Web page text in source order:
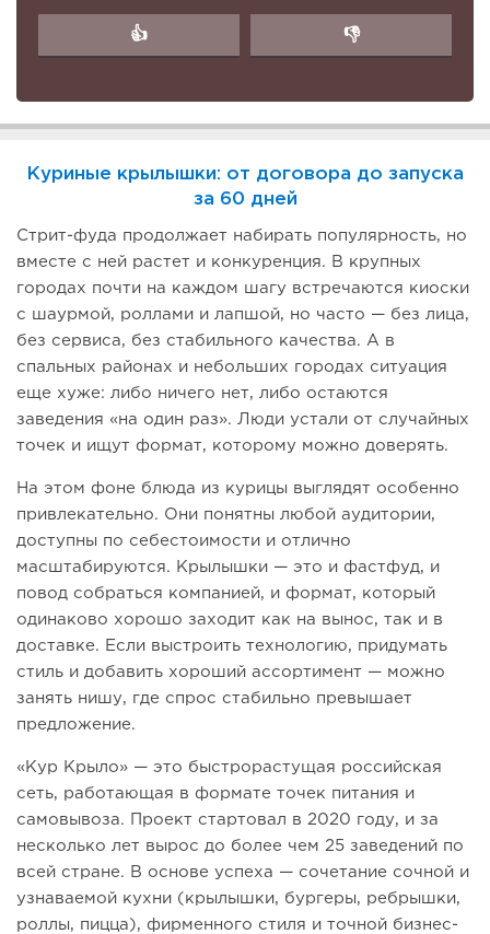
👍 👎
Куриные крылышки: от договора до запуска
за 60 дней
Стрит-фуда продолжает набирать популярность, но
вместе с ней растет и конкуренция. В крупных
городах почти на каждом шагу встречаются киоски
с шаурмой, роллами и лапшой, но часто — без лица,
без сервиса, без стабильного качества. А в
спальных районах и небольших городах ситуация
еще хуже: либо ничего нет, либо остаются
заведения «на один раз». Люди устали от случайных
точек и ищут формат, которому можно доверять.
На этом фоне блюда из курицы выглядят особенно
привлекательно. Они понятны любой аудитории,
доступны по себестоимости и отлично
масштабируются. Крылышки — это и фастфуд, и
повод собраться компанией, и формат, который
одинаково хорошо заходит как на вынос, так и в
доставке. Если выстроить технологию, придумать
стиль и добавить хороший ассортимент — можно
занять нишу, где спрос стабильно превышает
предложение.
«Кур Крыло» — это быстрорастущая российская
сеть, работающая в формате точек питания и
самовывоза. Проект стартовал в 2020 году, и за
несколько лет вырос до более чем 25 заведений по
всей стране. В основе успеха — сочетание сочной и
узнаваемой кухни (крылышки, бургеры, ребрышки,
роллы, пицца), фирменного стиля и точной бизнес-